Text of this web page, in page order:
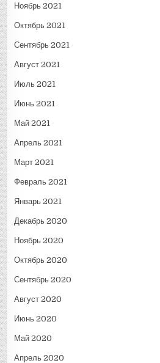
Ноябрь 2021
Октябрь 2021
Сентябрь 2021
Август 2021
Июль 2021
Июнь 2021
Май 2021
Апрель 2021
Март 2021
Февраль 2021
Январь 2021
Декабрь 2020
Ноябрь 2020
Октябрь 2020
Сентябрь 2020
Август 2020
Июнь 2020
Май 2020
Апрель 2020